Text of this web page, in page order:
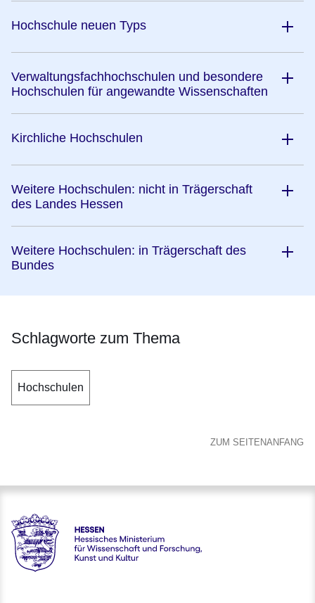
Hochschule neuen Typs
Verwaltungsfachhochschulen und besondere
Hochschulen für angewandte Wissenschaften
Kirchliche Hochschulen
Weitere Hochschulen: nicht in Trägerschaft
des Landes Hessen
Weitere Hochschulen: in Trägerschaft des
Bundes
Schlagworte zum Thema
Hochschulen
ZUM SEITENANFANG
Hessen - Hessisches Ministerium für Wissenschaft und